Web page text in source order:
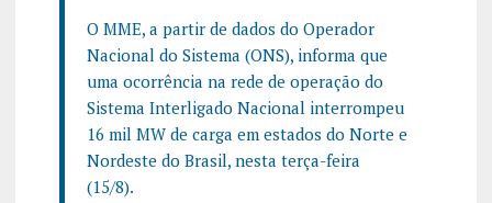
O MME, a partir de dados do Operador
Nacional do Sistema (ONS), informa que
uma ocorrência na rede de operação do
Sistema Interligado Nacional interrompeu
16 mil MW de carga em estados do Norte e
Nordeste do Brasil, nesta terça-feira
(15/8).